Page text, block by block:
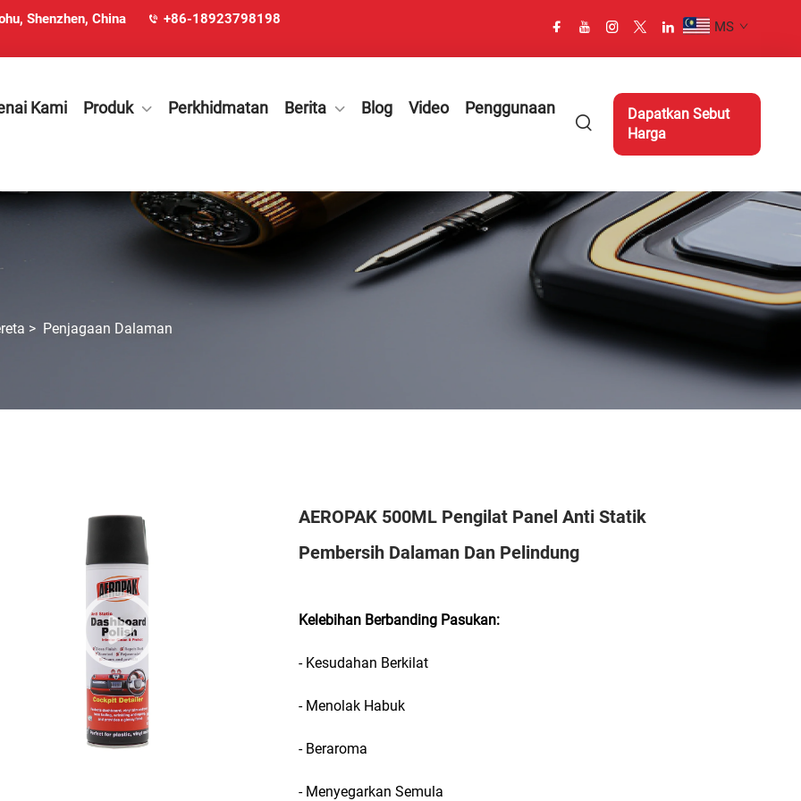
Shenzhen, China +86-18923798198 MS
Kami Produk Perkhidmatan Berita Blog Video Penggunaan
Dapatkan Sebut
Harga
> Penjagaan Dalaman
AEROPAK 500ML Pengilat Panel Anti Statik
Pembersih Dalaman Dan Pelindung
Kelebihan Berbanding Pasukan:
- Kesudahan Berkilat
- Menolak Habuk
- Beraroma
- Menyegarkan Semula